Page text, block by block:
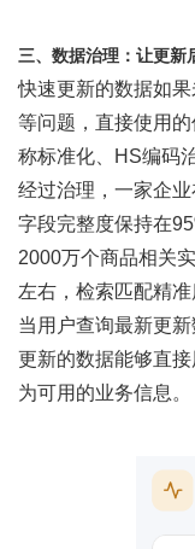
三、数据治理：让更新
快速更新的数据如
等问题，直接使用
称标准化、
HS编码
经过治理，一家企
字段完整度保持在
2000万个商品相关
左右，检索匹配精准
当用户查询最新更
更新的数据能够直
为可用的业务信息。